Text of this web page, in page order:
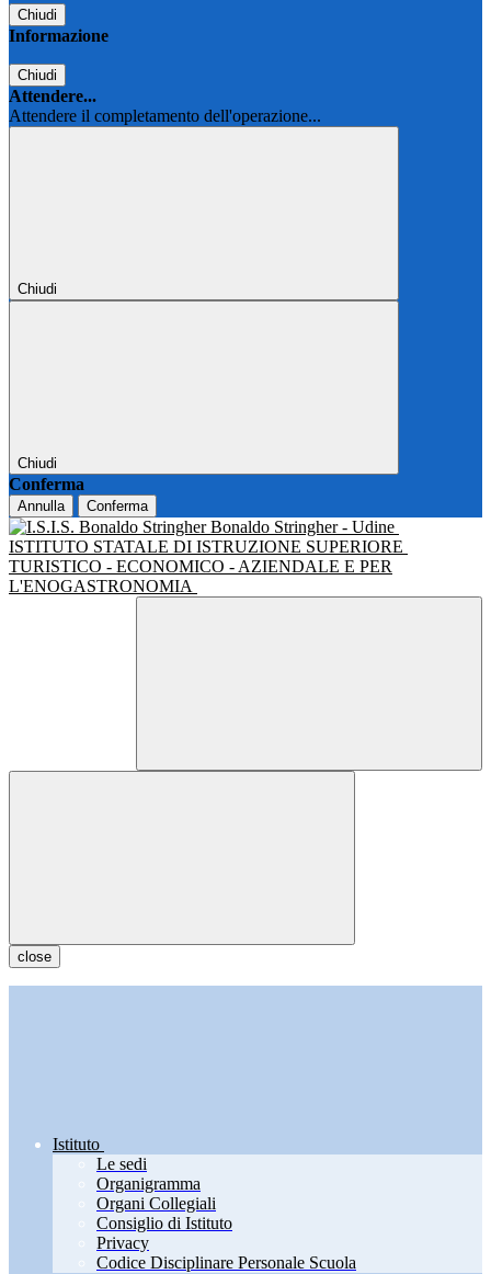
Chiudi
Informazione
Chiudi
Attendere...
Attendere il completamento dell'operazione...
Chiudi
Chiudi
Conferma
Annulla Conferma
Bonaldo Stringher - Udine
ISTITUTO STATALE DI ISTRUZIONE SUPERIORE
TURISTICO - ECONOMICO - AZIENDALE E PER
L'ENOGASTRONOMIA
close
Istituto
Le sedi
Organigramma
Organi Collegiali
Consiglio di Istituto
Privacy
Codice Disciplinare Personale Scuola